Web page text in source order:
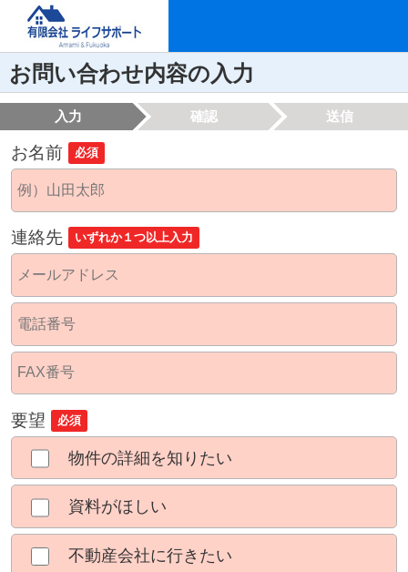
お問い合わせ内容の入力
入力 確認 送信
お名前 必須
連絡先 いずれか１つ以上入力
要望 必須
物件の詳細を知りたい
資料がほしい
不動産会社に行きたい